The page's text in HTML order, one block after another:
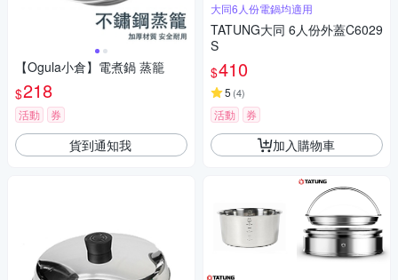
【Ogula小倉】電煮鍋 蒸籠
$218
活動 券
貨到通知我
大同6人份電鍋均適用
TATUNG大同 6人份外蓋C6029
S
$410
5 (4)
活動 券
加入購物車